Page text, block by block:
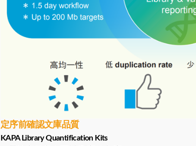
定序前確認文庫品質
KAPA Library Quantification Kits